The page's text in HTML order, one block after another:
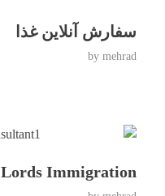
سفارش آنلاین غذا
by mehrad
Lords Immigration